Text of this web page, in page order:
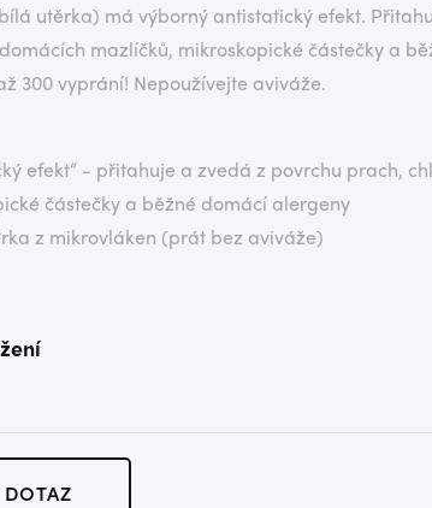
utěrka) má výborný antistatický efekt.
mazlíčků, mikroskopické částečky a
300 vyprání! Nepoužívejte aviváže.
efekt“ - přitahuje a zvedá z povrchu prach,
částečky a běžné domácí alergeny
z mikrovláken (prát bez aviváže)